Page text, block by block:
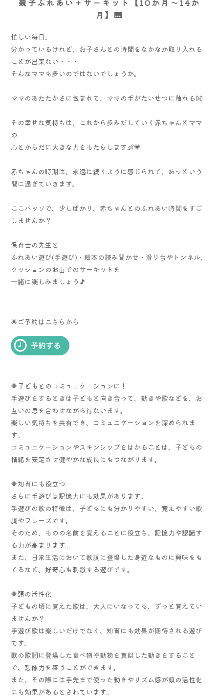
月】🎹
忙しい毎日。
分かっているけれど、お子さんとの時間をなかなか取り入れる
ことが出来ない・・・
そんなママも多いのではないでしょうか。
ママのあたたかさに包まれて、ママの手がたいせつに触れる👐
その幸せな気持ちは、これから歩みだしていく赤ちゃんとママ
の
心とからだに大きな力をもたらします👶💗
赤ちゃんの時期は、永遠に続くように感じられて、あっという
間に過ぎていきます。
ここパッソで、少しばかり、赤ちゃんとのふれあい時間をすご
しませんか？
保育士の先生と
ふれあい遊び(手遊び)・絵本の読み聞かせ・滑り台やトンネル、
クッションのお山でのサーキットを
一緒に楽しみましょう🎵
🌟ご予約はこちらから
🔶子どもとのコミュニケーションに！
手遊びをするときは子どもと向き合って、動きや歌などを、お
互いの息を合わせながら行ないます。
楽しい気持ちを共有でき、コミュニケーションを深められま
す。
コミュニケーションやスキンシップをはかることは、子どもの
情緒を安定させ健やかな成長にもつながります。
🔶知育にも役立つ
さらに手遊びは記憶力にも効果があります。
手遊びの歌の特徴は、子どもにも分かりやすい、覚えやすい歌
詞やフレーズです。
そのため、ものの名前を覚えることに役立ち、記憶力や認識す
る力が高まります。
また、日常生活において歌詞に登場した身近なものに興味をも
てるなど、好奇心も刺激する遊びです。
🔶頭の活性化
子どもの頃に覚えた歌は、大人にいなっても、ずっと覚えてい
ませんか？
手遊び歌は楽しいだけでなく、知育にも効果が期待される遊び
です。
歌の歌詞に登場した食べ物や動物を真似した動きをすること
で、想像力を養うことができます。
また、その際には手先まで使った動きやリズム感が頭の活性化
にも効果があるとされています。